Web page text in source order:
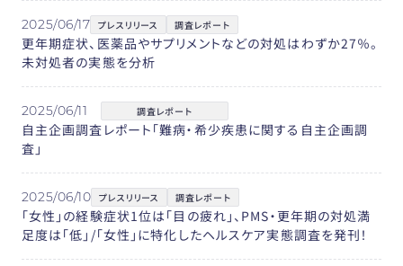
2025/06/17 プレスリリース 調査レポート
更年期症状、医薬品やサプリメントなどの対処はわずか27％。
未対処者の実態を分析
2025/06/11 調査レポート
自主企画調査レポート「難病・希少疾患に関する自主企画調
査」
2025/06/10 プレスリリース 調査レポート
「女性」の経験症状1位は「目の疲れ」、PMS・更年期の対処満
足度は「低」/「女性」に特化したヘルスケア実態調査を発刊！